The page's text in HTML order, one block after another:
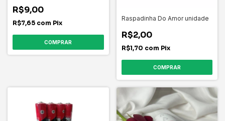
R$9,00
R$7,65 com Pix
COMPRAR
Raspadinha Do Amor unidade
R$2,00
R$1,70 com Pix